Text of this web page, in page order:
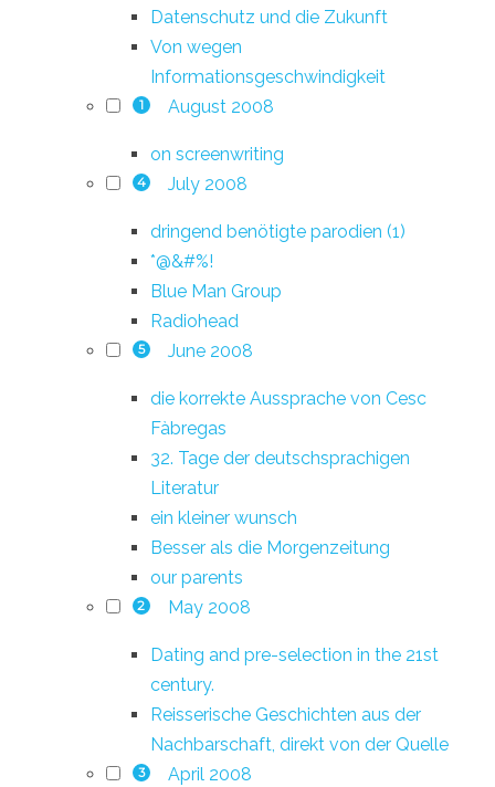
Datenschutz und die Zukunft
Von wegen
Informationsgeschwindigkeit
1 August 2008
on screenwriting
4 July 2008
dringend benötigte parodien (1)
*@&#%!
Blue Man Group
Radiohead
5 June 2008
die korrekte Aussprache von Cesc
Fàbregas
32. Tage der deutschsprachigen
Literatur
ein kleiner wunsch
Besser als die Morgenzeitung
our parents
2 May 2008
Dating and pre-selection in the 21st
century.
Reisserische Geschichten aus der
Nachbarschaft, direkt von der Quelle
3 April 2008